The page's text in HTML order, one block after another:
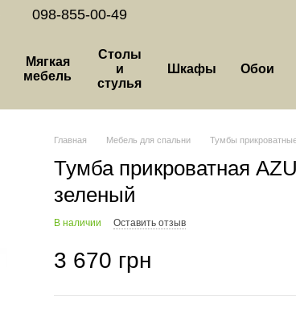
098-855-00-49
Мягкая
мебель
Столы
и
стулья
Шкафы Обои
Главная Мебель для спальни Тумбы
Тумба прикроватная
зеленый
В наличии Оставить отзыв
3 670 грн